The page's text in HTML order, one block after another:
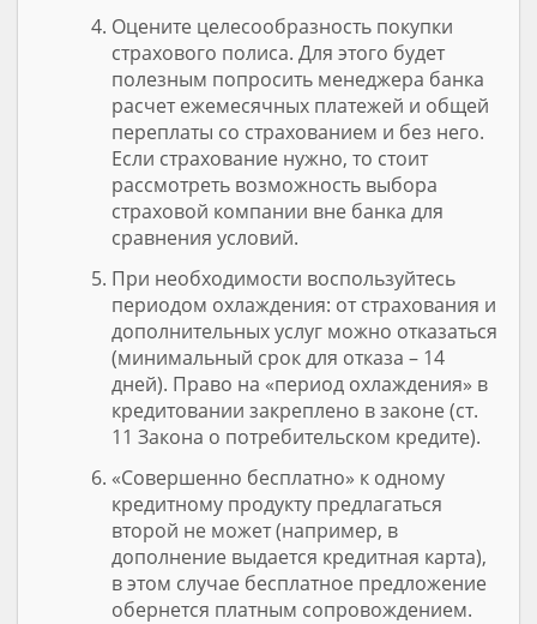
Оцените целесообразность покупки
страхового полиса. Для этого будет
полезным попросить менеджера банка
расчет ежемесячных платежей и общей
переплаты со страхованием и без него.
Если страхование нужно, то стоит
рассмотреть возможность выбора
страховой компании вне банка для
сравнения условий.
При необходимости воспользуйтесь
периодом охлаждения: от страхования и
дополнительных услуг можно отказаться
(минимальный срок для отказа – 14
дней). Право на «период охлаждения» в
кредитовании закреплено в законе (ст.
11 Закона о потребительском кредите).
«Совершенно бесплатно» к одному
кредитному продукту предлагаться
второй не может (например, в
дополнение выдается кредитная карта),
в этом случае бесплатное предложение
обернется платным сопровождением.